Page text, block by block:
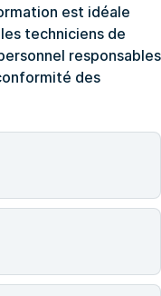
est idéale
techniciens de
responsables
des